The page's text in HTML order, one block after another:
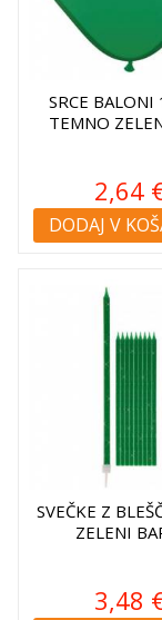
SRCE BALONI
TEMNO
2,64
DODAJ V
SVEČKE Z
ZELENI
3,48